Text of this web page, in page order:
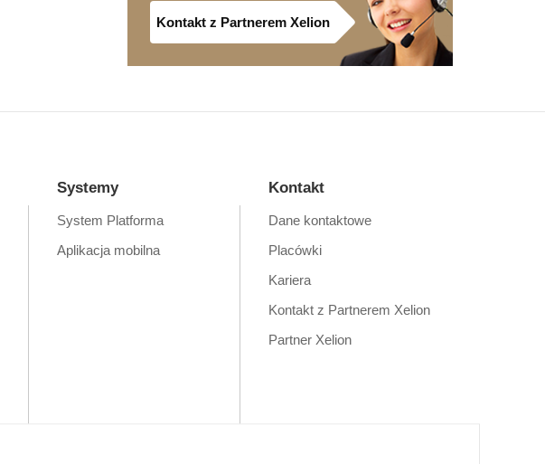
Kontakt z Partnerem Xelion
Systemy
System Platforma
Aplikacja mobilna
Kontakt
Dane kontaktowe
Placówki
Kariera
Kontakt z Partnerem Xelion
Partner Xelion